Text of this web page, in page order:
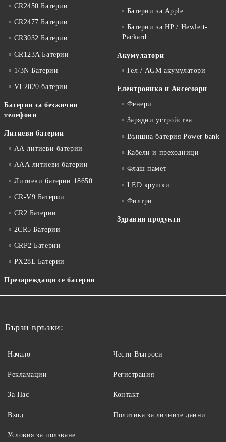
CR2450 Батерии
CR2477 Батерии
CR3032 Батерии
CR123A Батерии
1/3N Батерии
VL2020 батерии
Батерии за безжични
телефони
Литиеви батерии
АА литиеви батерии
ААА литиеви батерии
Литиеви батерии 18650
CR-V9 Батерии
CR2 Батерии
2CR5 Батерии
CRP2 Батерии
PX28L Батерии
Презареждащи се батерии
Батерии за Apple
Батерии за HP / Hewlett-
Packard
Акумулатори
Гел / AGM акумулатори
Електроника и Аксесоари
Фенери
Зарядни устройства
Външна батерия Power bank
Кабели и преходници
Флаш памет
LED крушки
Филтри
Здравни продукти
Бързи връзки:
Начало
Рекламации
За Нас
Вход
Чести Въпроси
Регистрация
Контакт
Политика за личните данни
Условия за ползване